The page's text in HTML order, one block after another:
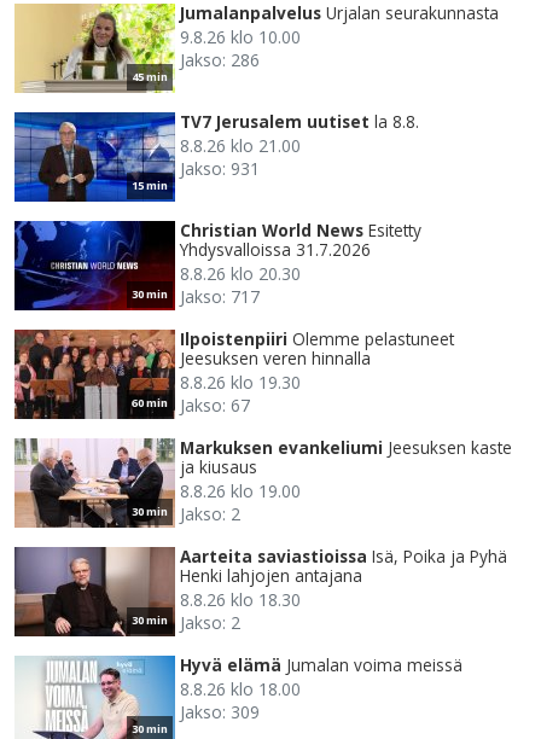
45 min
Jumalanpalvelus Urjalan seurakunnasta
9.8.26 klo 10.00
Jakso: 286
15 min
TV7 Jerusalem uutiset la 8.8.
8.8.26 klo 21.00
Jakso: 931
30 min
Christian World News Esitetty
Yhdysvalloissa 31.7.2026
8.8.26 klo 20.30
Jakso: 717
60 min
Ilpoistenpiiri Olemme pelastuneet
Jeesuksen veren hinnalla
8.8.26 klo 19.30
Jakso: 67
30 min
Markuksen evankeliumi Jeesuksen kaste
ja kiusaus
8.8.26 klo 19.00
Jakso: 2
30 min
Aarteita saviastioissa Isä, Poika ja Pyhä
Henki lahjojen antajana
8.8.26 klo 18.30
Jakso: 2
30 min
Hyvä elämä Jumalan voima meissä
8.8.26 klo 18.00
Jakso: 309